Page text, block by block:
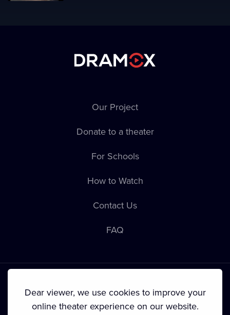
Our Project
Donate to a theater
For Schools
How to Watch
Contact Us
FAQ
Dear viewer, we use cookies to improve your
online theater experience on our website.